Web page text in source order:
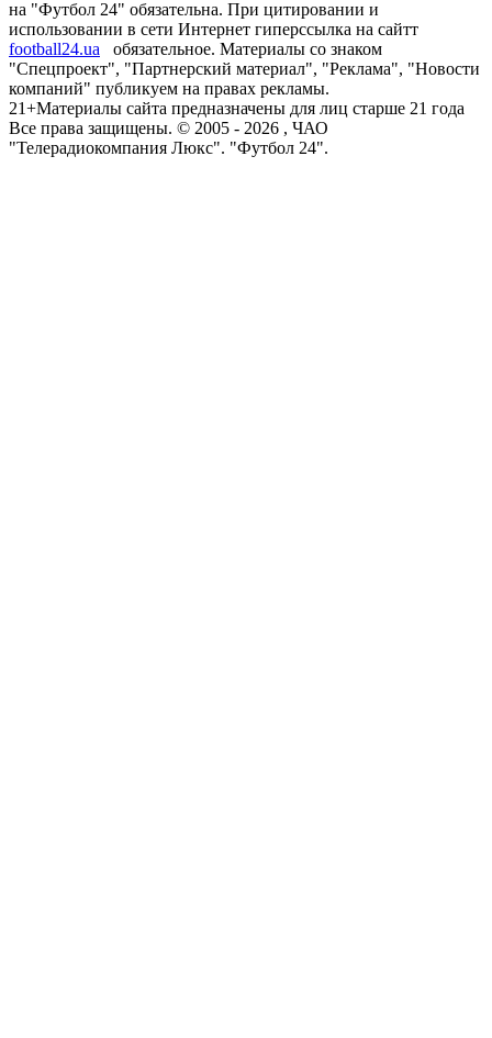
на "Футбол 24" обязательна. При цитировании и
использовании в сети Интернет гиперссылка на сайтт
football24.ua
обязательное. Материалы со знаком
"Спецпроект", "Партнерский материал", "Реклама", "Новости
компаний" публикуем на правах рекламы.
21+Материалы сайта предназначены для лиц старше 21 года
Все права защищены. © 2005 - 2026 , ЧАО
"Телерадиокомпания Люкс". "Футбол 24".